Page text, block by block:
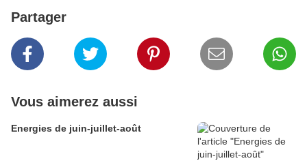
Partager
Vous aimerez aussi
Energies de juin-juillet-août